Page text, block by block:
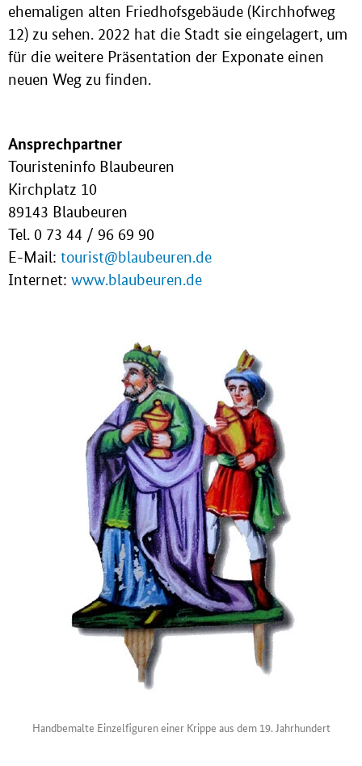
ehemaligen alten Friedhofsgebäude (Kirchhofweg
12) zu sehen. 2022 hat die Stadt sie eingelagert, um
für die weitere Präsentation der Exponate einen
neuen Weg zu finden.
Ansprechpartner
Touristeninfo Blaubeuren
Kirchplatz 10
89143 Blaubeuren
Tel. 0 73 44 / 96 69 90
E-Mail: tourist@blaubeuren.de
Internet: www.blaubeuren.de
Handbemalte Einzelfiguren einer Krippe aus dem 19. Jahrhundert